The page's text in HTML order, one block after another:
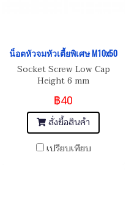
น็อตหัวจมหัวเตี้ยพิเศษ M10x50
Socket Screw Low Cap
Height 6 mm
฿40
สั่งซื้อสินค้า
เปรียบเทียบ